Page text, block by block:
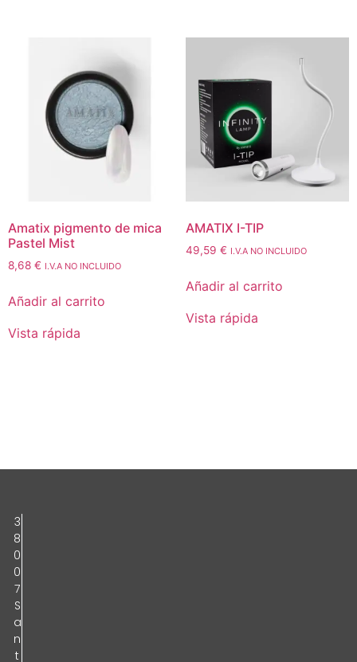
Amatix pigmento de mica
Pastel Mist
8,68 € I.V.A NO INCLUIDO
Añadir al carrito
Vista rápida
AMATIX I-TIP
49,59 € I.V.A NO INCLUIDO
Añadir al carrito
Vista rápida
3
8
0
0
7
S
a
n
t